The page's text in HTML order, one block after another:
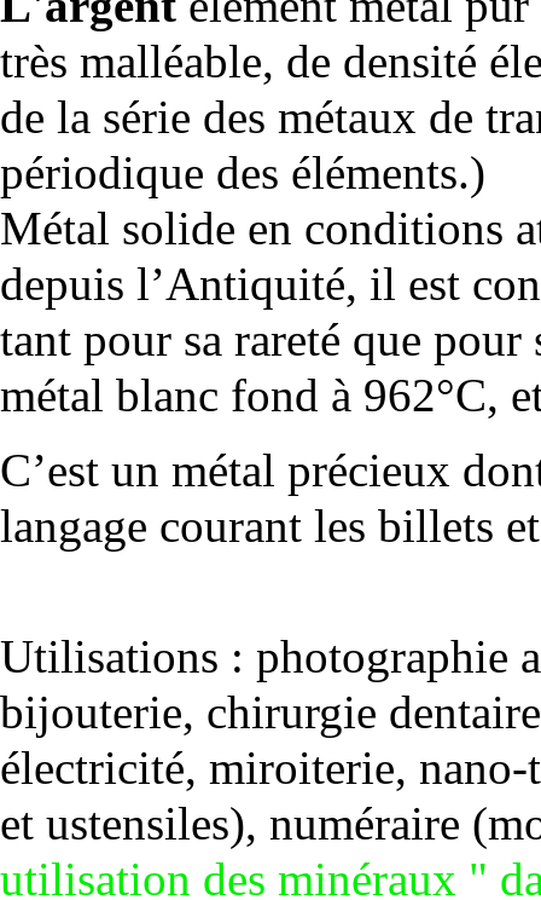
très malléable, de densité
de la série des métaux de
périodique des éléments.)
Métal solide en conditions
depuis l’Antiquité, il est
tant pour sa rareté que
métal blanc fond à 962°C,
C’est un métal précieux
langage courant les billets
Utilisations : photographie
bijouterie, chirurgie
électricité, miroiterie,
et ustensiles), numéraire
utilisation des minéraux "